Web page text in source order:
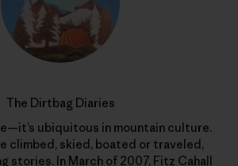
The Dirtbag Diaries
ubiquitous in mountain culture.
climbed, skied, boated or traveled,
stories. In March of 2007, Fitz Cahall